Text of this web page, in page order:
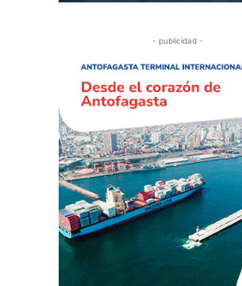
- publicidad -